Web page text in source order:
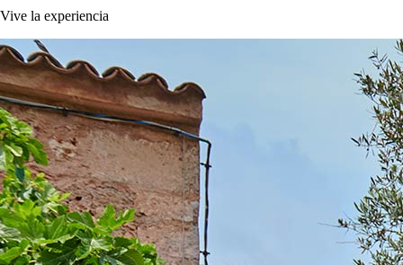
Vive la experiencia